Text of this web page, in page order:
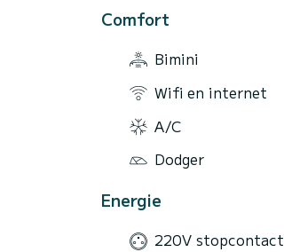
Comfort
Bimini
Wifi en internet
A/C
Dodger
Energie
220V stopcontact